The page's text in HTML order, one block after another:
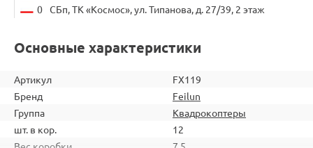
0 СБп, ТК «Космос», ул. Типанова, д. 27/39, 2 этаж
Основные характеристики
Артикул
FX119
Бренд
Feilun
Группа
Квадрокоптеры
шт. в кор.
12